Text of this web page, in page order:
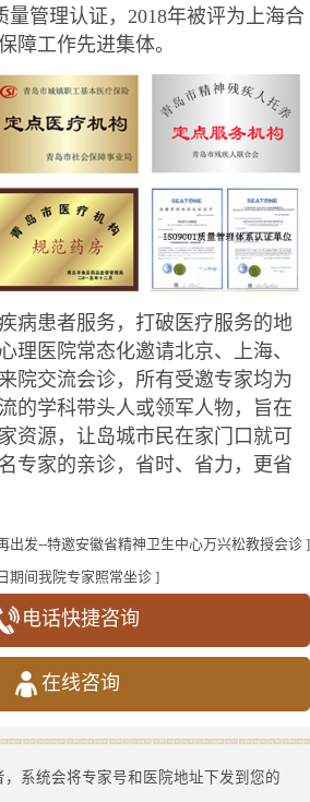
量管理认证，2018年被评为上海合
障工作先进集体。
患者服务，打破医疗服务的地
理医院常态化邀请北京、上海、
院交流会诊，所有受邀专家均为
的学科带头人或领军人物，旨在
资源，让岛城市民在家门口就可
专家的亲诊，省时、省力，更省
出发--特邀安徽省精神卫生中心万兴松教授会诊 ]
期间我院专家照常坐诊 ]
电话快捷咨询
在线咨询
，系统会将专家号和医院地址下发到您的